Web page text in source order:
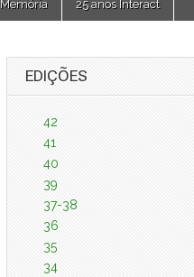
Memória 25 anos Interact
EDIÇÕES
42
41
40
39
37-38
36
35
34